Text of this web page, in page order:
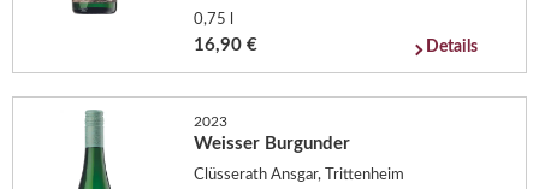
0,75 l
16,90 € Details
2023
Weisser Burgunder
Clüsserath Ansgar, Trittenheim